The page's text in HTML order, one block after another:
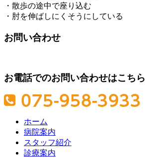
・散歩の途中で座り込む
・肘を伸ばしにくそうにしている
お問い合わせ
お電話でのお問い合わせはこちら
ホーム
病院案内
スタッフ紹介
診療案内